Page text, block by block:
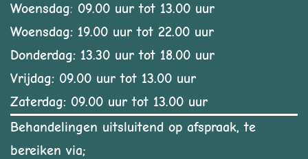
Woensdag: 09.00 uur tot 13.00 uur
Woensdag: 19.00 uur tot 22.00 uur
Donderdag: 13.30 uur tot 18.00 uur
Vrijdag: 09.00 uur tot 13.00 uur
Zaterdag: 09.00 uur tot 13.00 uur
Behandelingen uitsluitend op afspraak, te
bereiken via;